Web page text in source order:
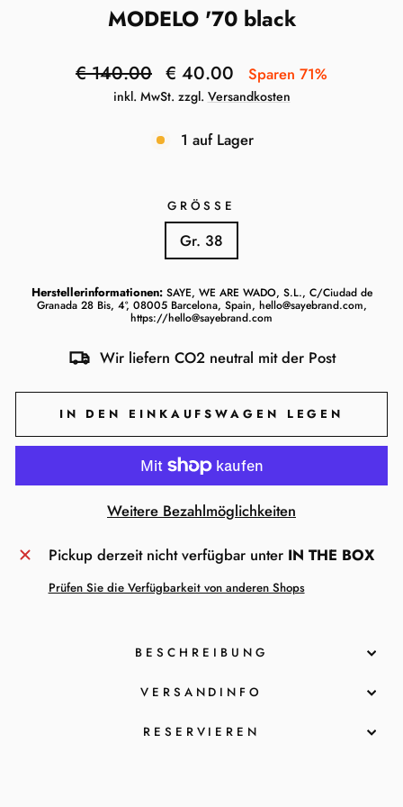
MODELO '70 black
Normaler
€ 140.00 Sonderpreis
€ 40.00 Sparen 71%
inkl. MwSt. zzgl. Versandkosten
1 auf Lager
GRÖSSE
Gr. 38
Herstellerinformationen: SAYE, WE ARE WADO, S.L., C/Ciudad de
Granada 28 Bis, 4º, 08005 Barcelona, Spain, hello@sayebrand.com,
https://hello@sayebrand.com
Wir liefern CO2 neutral mit der Post
IN DEN EINKAUFSWAGEN LEGEN
Weitere Bezahlmöglichkeiten
Pickup derzeit nicht verfügbar unter IN THE BOX
Prüfen Sie die Verfügbarkeit von anderen Shops
BESCHREIBUNG
VERSANDINFO
RESERVIEREN